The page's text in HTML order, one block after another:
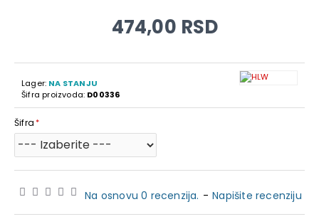
Lager: NA STANJU
Šifra proizvoda: D00336
Na osnovu 0 recenzija. - Napišite recenziju
474,00 RSD
Šifra